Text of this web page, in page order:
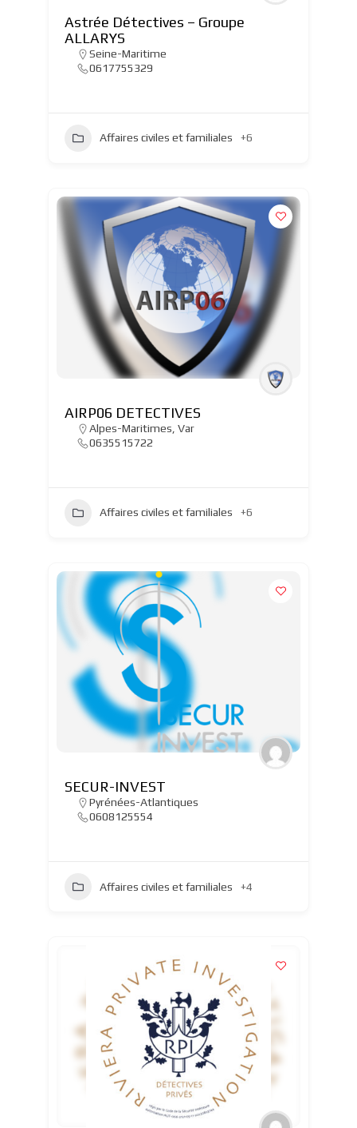
Astrée Détectives – Groupe
ALLARYS
Seine-Maritime
0617755329
Affaires civiles et familiales +6
AIRP06 DETECTIVES
Alpes-Maritimes Var
0635515722
Affaires civiles et familiales +6
SECUR-INVEST
Pyrénées-Atlantiques
0608125554
Affaires civiles et familiales +4